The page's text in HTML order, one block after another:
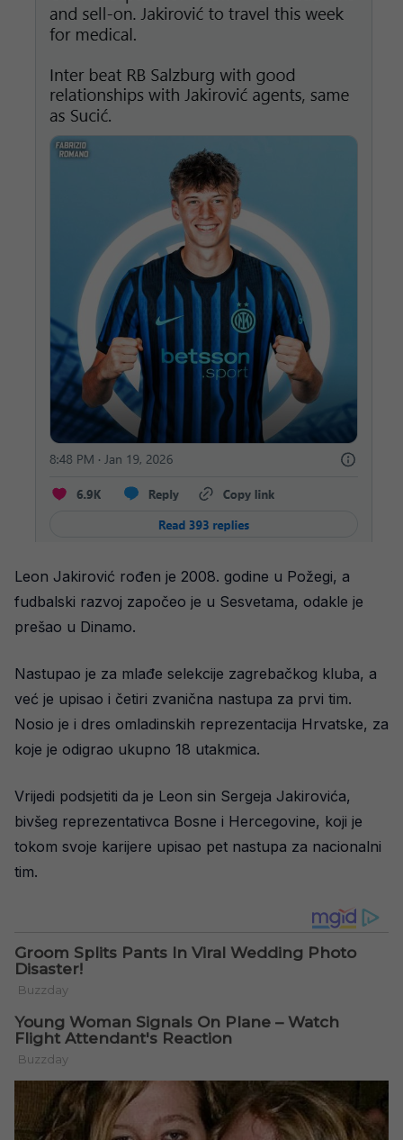
Leon Jakirović rođen je 2008. godine u Požegi, a
fudbalski razvoj započeo je u Sesvetama, odakle je
prešao u Dinamo.
Nastupao je za mlađe selekcije zagrebačkog kluba, a
već je upisao i četiri zvanična nastupa za prvi tim.
Nosio je i dres omladinskih reprezentacija Hrvatske, za
koje je odigrao ukupno 18 utakmica.
Vrijedi podsjetiti da je Leon sin Sergeja Jakirovića,
bivšeg reprezentativca Bosne i Hercegovine, koji je
tokom svoje karijere upisao pet nastupa za nacionalni
tim.